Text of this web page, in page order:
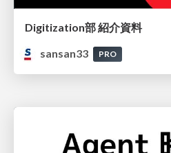
Digitization部 紹介資料
sansan33
PRO